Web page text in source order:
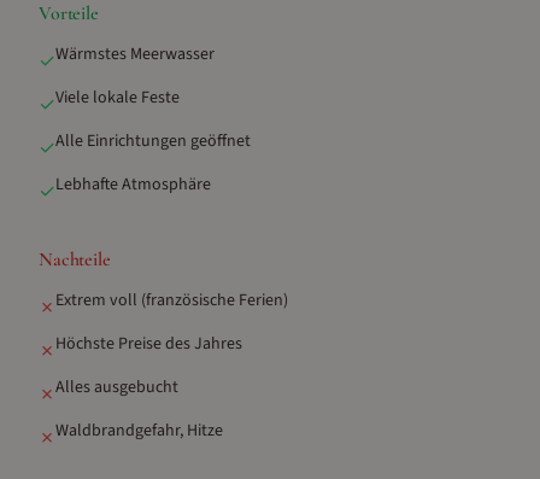
Vorteile
✓Wärmstes Meerwasser
✓Viele lokale Feste
✓Alle Einrichtungen geöffnet
✓Lebhafte Atmosphäre
Nachteile
✗ Extrem voll (französische Ferien)
✗ Höchste Preise des Jahres
✗Alles ausgebucht
✗Waldbrandgefahr, Hitze